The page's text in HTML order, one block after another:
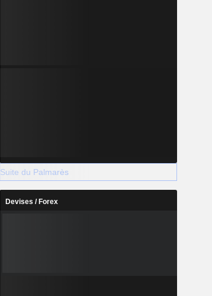
Suite du Palmarès
Devises / Forex